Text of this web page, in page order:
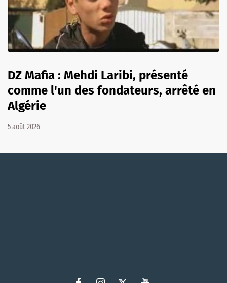
DZ Mafia : Mehdi Laribi, présenté
comme l'un des fondateurs, arrêté en
Algérie
5 août 2026